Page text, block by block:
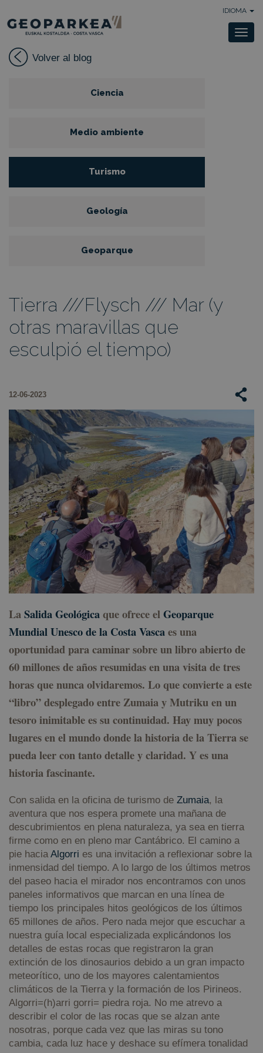
IDIOMA
Volver al blog
Ciencia
Medio ambiente
Turismo
Geología
Geoparque
Tierra ///Flysch /// Mar (y
otras maravillas que
esculpió el tiempo)
12-06-2023
LaSalida Geológicaque ofrece elGeoparque
Mundial Unesco de la Costa Vascaes una
oportunidad para caminar sobre un libro abierto de
60 millones de años resumidas en una visita de tres
horas que nunca olvidaremos. Lo que convierte a este
“libro” desplegado entre Zumaia y Mutriku en un
tesoro inimitable es su continuidad. Hay muy pocos
lugares en el mundo donde la historia de la Tierra se
pueda leer con tanto detalle y claridad. Y es una
historia fascinante.
Con salida en la oficina de turismo de Zumaia, la
aventura que nos espera promete una mañana de
descubrimientos en plena naturaleza, ya sea en tierra
firme como en en pleno mar Cantábrico. El camino a
pie haciaAlgorri es una invitación a reflexionar sobre la
inmensidad del tiempo. A lo largo de los últimos metros
del paseo hacia el mirador nos encontramos con unos
paneles informativos que marcan en una línea de
tiempo los principales hitos geológicos de los últimos
65 millones de años. Pero nada mejor que escuchar a
nuestra guía local especializada explicándonos los
detalles de estas rocas que registraron la gran
extinción de los dinosaurios debido a un gran impacto
meteorítico, uno de los mayores calentamientos
climáticos de la Tierra y la formación de los Pirineos.
Algorri=(h)arri gorri= piedra roja. No me atrevo a
describir el color de las rocas que se alzan ante
nosotras, porque cada vez que las miras su tono
cambia, cada luz hace y deshace su efímera tonalidad